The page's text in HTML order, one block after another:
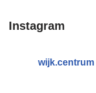
Instagram
wijk.centrum